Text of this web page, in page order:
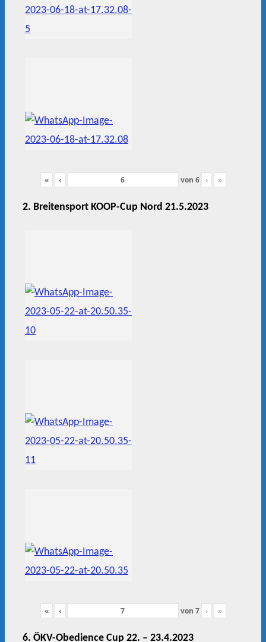
« ‹ von 6 › »
2. Breitensport KOOP-Cup Nord 21.5.2023
« ‹ von 7 › »
6. ÖKV-Obedience Cup 22. – 23.4.2023